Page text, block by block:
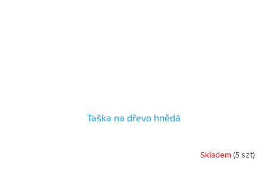
Taška na dřevo hnědá
Skladem (5 szt)